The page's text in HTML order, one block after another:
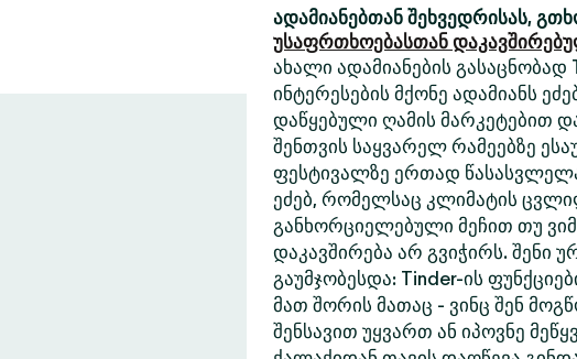
ადამიანებთან შეხვედრისას,
უსაფრთხოებასთან
ახალი ადამიანების გასაცნობად
ინტერესების მქონე ადამიანს
დაწყებული ღამის მარკეტებით
შენთვის საყვარელ რამეებზე
ფესტივალზე ერთად
ეძებ, რომელსაც კლიმატის
განხორციელებული მეჩით თუ
დაკავშირება არ გვიჭირს.
გაუმჯობესდა: Tinder-ის
მათ შორის მათაც - ვინც შენ
შენსავით უყვართ ან იპოვნე